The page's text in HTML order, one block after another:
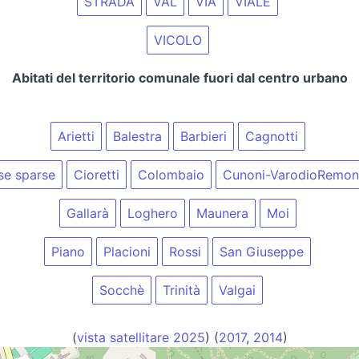
VICOLO
Abitati del territorio comunale fuori dal centro urbano
Arietti Balestra Barbieri Cagnotti
sparse Cioretti Colombaio Cunoni-
Gallarà Loghero Maunera Moi
Piano Placioni Rossi San Giuseppe
Socchè Trinità Valgai
(vista satellitare 2025) (2017, 2014)